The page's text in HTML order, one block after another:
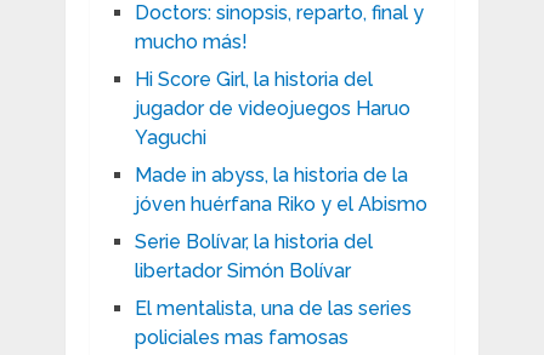
Doctors: sinopsis, reparto, final y
mucho más!
Hi Score Girl, la historia del
jugador de videojuegos Haruo
Yaguchi
Made in abyss, la historia de la
jóven huérfana Riko y el Abismo
Serie Bolívar, la historia del
libertador Simón Bolívar
El mentalista, una de las series
policiales mas famosas